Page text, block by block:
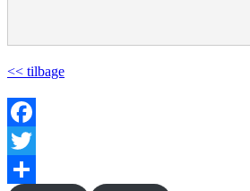
<< tilbage
Facebook
Twitter